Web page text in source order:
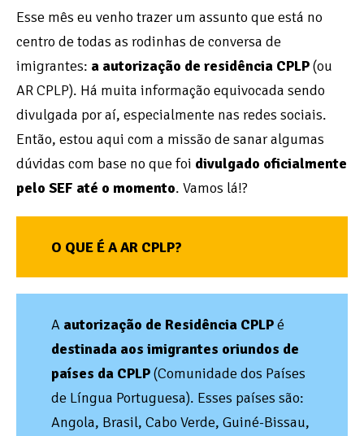
Esse mês eu venho trazer um assunto que está no
centro de todas as rodinhas de conversa de
imigrantes: a autorização de residência CPLP(ou
AR CPLP). Há muita informação equivocada sendo
divulgada por aí, especialmente nas redes sociais.
Então, estou aqui com a missão de sanar algumas
dúvidas com base no que foi divulgado oficialmente
pelo SEF até o momento. Vamos lá!?
O QUE É A AR CPLP?
A autorização de Residência CPLPé
destinada aos imigrantes oriundos de
países da CPLP(Comunidade dos Países
de Língua Portuguesa). Esses países são:
Angola, Brasil, Cabo Verde, Guiné-Bissau,